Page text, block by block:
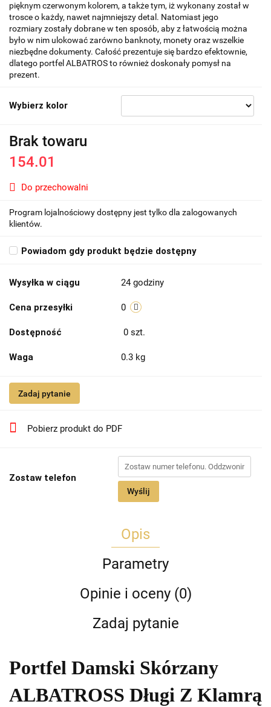
pięknym czerwonym kolorem, a także tym, iż wykonany został w
trosce o każdy, nawet najmniejszy detal. Natomiast jego
rozmiary zostały dobrane w ten sposób, aby z łatwością można
było w nim ulokować zarówno banknoty, monety oraz wszelkie
niezbędne dokumenty. Całość prezentuje się bardzo efektownie,
dlatego portfel ALBATROS to również doskonały pomysł na
prezent.
Wybierz kolor
Brak towaru
154.01
Do przechowalni
Program lojalnościowy dostępny jest tylko dla zalogowanych
klientów.
Powiadom gdy produkt będzie dostępny
Wysyłka w ciągu 24 godziny
Cena przesyłki 0
Dostępność 0 szt.
Waga 0.3 kg
Zadaj pytanie
Pobierz produkt do PDF
Zostaw telefon
Wyślij
Opis
Parametry
Opinie i oceny (0)
Zadaj pytanie
Portfel Damski Skórzany
ALBATROSS Długi Z Klamrą